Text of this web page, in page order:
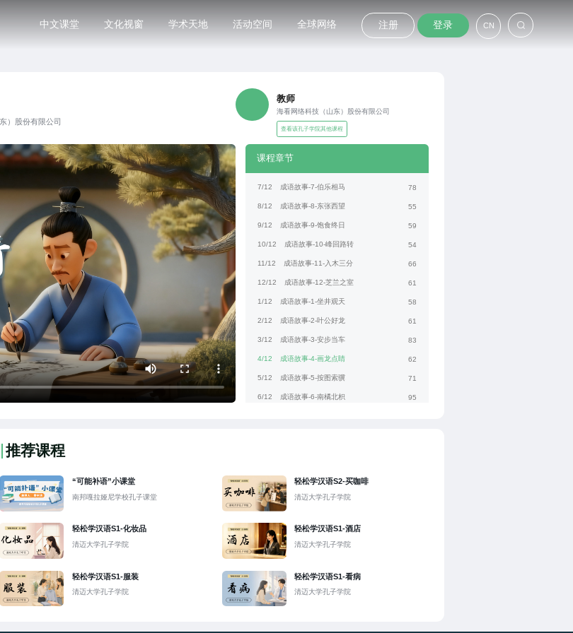
中文课堂 文化视窗 学术天地 活动空间 全球网络 注册 登录 CN
）股份有限公司
教师
海看网络科技（山东）股份有限公司
查看该孔子学院其他课程
课程章节
7/12 成语故事-7-伯乐相马 78
8/12 成语故事-8-东张西望 55
9/12 成语故事-9-饱食终日 59
10/12 成语故事-10-峰回路转 54
11/12 成语故事-11-入木三分 66
12/12 成语故事-12-芝兰之室 61
1/12 成语故事-1-坐井观天 58
2/12 成语故事-2-叶公好龙 61
3/12 成语故事-3-安步当车 83
4/12 成语故事-4-画龙点睛 62
5/12 成语故事-5-按图索骥 71
6/12 成语故事-6-南橘北枳 95
推荐课程
“可能补语”小课堂
南邦嘎拉娅尼学校孔子课堂
轻松学汉语S2-买咖啡
清迈大学孔子学院
轻松学汉语S1-化妆品
清迈大学孔子学院
轻松学汉语S1-酒店
清迈大学孔子学院
轻松学汉语S1-服装
清迈大学孔子学院
轻松学汉语S1-看病
清迈大学孔子学院